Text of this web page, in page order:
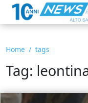
Home tags
Tag: